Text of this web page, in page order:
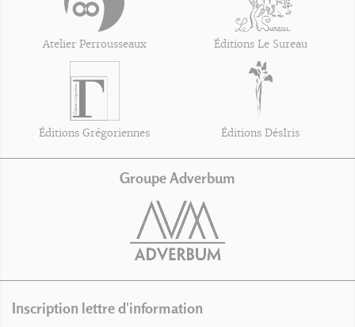
Atelier Perrousseaux Éditions Le Sureau
Éditions Grégoriennes Éditions DésIris
Groupe Adverbum
Inscription lettre d'information